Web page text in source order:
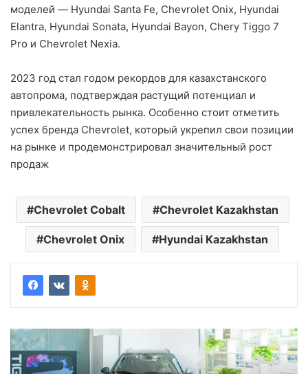
моделей — Hyundai Santa Fe, Chevrolet Onix, Hyundai
Elantra, Hyundai Sonata, Hyundai Bayon, Chery Tiggo 7
Pro и Chevrolet Nexia.
2023 год стал годом рекордов для казахстанского
автопрома, подтверждая растущий потенциал и
привлекательность рынка. Особенно стоит отметить
успех бренда Chevrolet, который укрепил свои позиции
на рынке и продемонстрировал значительный рост
продаж
Chevrolet Cobalt Chevrolet Kazakhstan
Chevrolet Onix Hyundai Kazakhstan